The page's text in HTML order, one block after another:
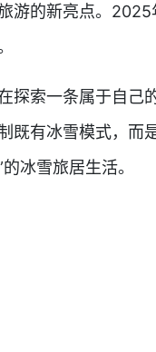
游的新亮点。
探索一条属于自
既有冰雪模式，而
冰雪旅居生活。